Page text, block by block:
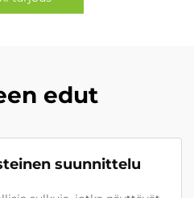
edut
suunnittelu